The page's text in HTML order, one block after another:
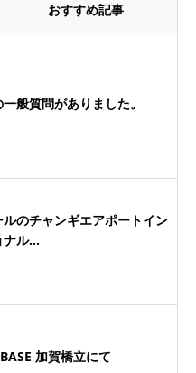
おすすめ記事
般質問がありました。
ルのチャンギエアポートイン
ナル…
加賀橋立にて